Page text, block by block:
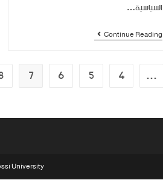
السياسية…
Continue Reading
…
4
5
6
7
University